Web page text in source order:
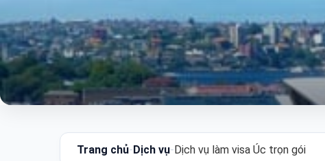
Trang chủ-Dịch vụ-Dịch vụ làm visa Úc trọn gói